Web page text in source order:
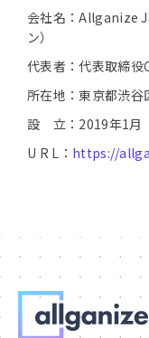
会社名：Allganize
ン）
代表者：代表取締
所在地：東京都渋谷
設 立：2019年1月
U R L： https://